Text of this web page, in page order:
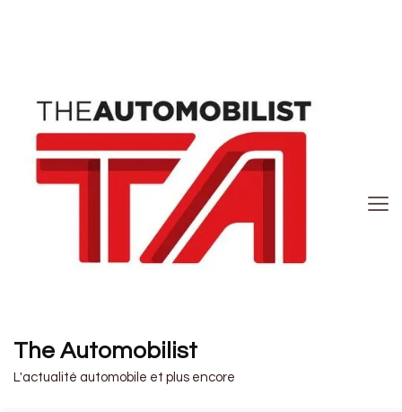
The Automobilist
L'actualité automobile et plus encore